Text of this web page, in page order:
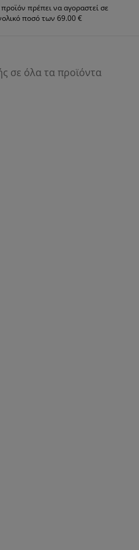
πρέπει να αγοραστεί σε
ποσό των 69.00 €
σε όλα τα προϊόντα